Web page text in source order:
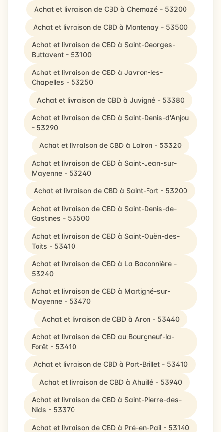
Achat et livraison de CBD à Chemazé - 53200
Achat et livraison de CBD à Montenay - 53500
Achat et livraison de CBD à Saint-Georges-
Buttavent - 53100
Achat et livraison de CBD à Javron-les-
Chapelles - 53250
Achat et livraison de CBD à Juvigné - 53380
Achat et livraison de CBD à Saint-Denis-d'Anjou
- 53290
Achat et livraison de CBD à Loiron - 53320
Achat et livraison de CBD à Saint-Jean-sur-
Mayenne - 53240
Achat et livraison de CBD à Saint-Fort - 53200
Achat et livraison de CBD à Saint-Denis-de-
Gastines - 53500
Achat et livraison de CBD à Saint-Ouën-des-
Toits - 53410
Achat et livraison de CBD à La Baconnière -
53240
Achat et livraison de CBD à Martigné-sur-
Mayenne - 53470
Achat et livraison de CBD à Aron - 53440
Achat et livraison de CBD au Bourgneuf-la-
Forêt - 53410
Achat et livraison de CBD à Port-Brillet - 53410
Achat et livraison de CBD à Ahuillé - 53940
Achat et livraison de CBD à Saint-Pierre-des-
Nids - 53370
Achat et livraison de CBD à Pré-en-Pail - 53140